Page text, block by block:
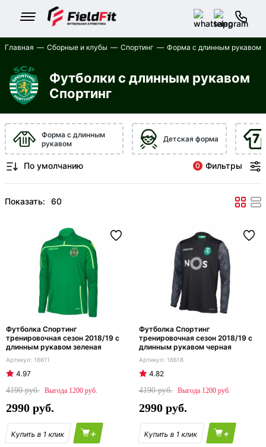
Главная Сборные и клубы Спортинг Форма с длинным рукавом
Футболки с длинным рукавом
Спортинг
Форма с длинным
рукавом
Детская форма
0 Фильтры
Показать:
Футболка Спортинг
тренировочная сезон 2018/19 с
длинным рукавом зеленая
16611
4.97
4190
1200
2990
+
Футболка Спортинг
тренировочная сезон 2018/19 с
длинным рукавом черная
16618
4.82
4190
1200
2990
+